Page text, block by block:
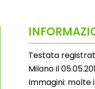
Testata
Milano il
Immagini: molte